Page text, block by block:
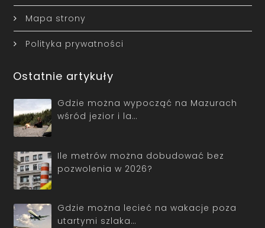
Mapa strony
Polityka prywatności
Ostatnie artykuły
Gdzie można wypocząć na Mazurach
wśród jezior i la…
Ile metrów można dobudować bez
pozwolenia w 2026?
Gdzie można lecieć na wakacje poza
utartymi szlaka…